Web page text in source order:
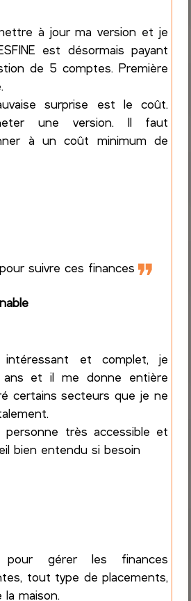
à jour ma version et je
est désormais payant
de 5 comptes. Première
surprise est le coût.
une version. Il faut
à un coût minimum de
suivre ces finances ❞
intéressant et complet, je
ans et il me donne entière
certains secteurs que je ne
très accessible et
bien entendu si besoin
pour gérer les finances
tout type de placements,
maison.